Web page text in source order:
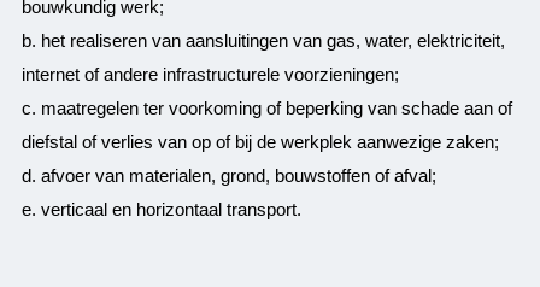
bouwkundig werk;
b. het realiseren van aansluitingen van gas, water, elektriciteit,
internet of andere infrastructurele voorzieningen;
c. maatregelen ter voorkoming of beperking van schade aan of
diefstal of verlies van op of bij de werkplek aanwezige zaken;
d. afvoer van materialen, grond, bouwstoffen of afval;
e. verticaal en horizontaal transport.